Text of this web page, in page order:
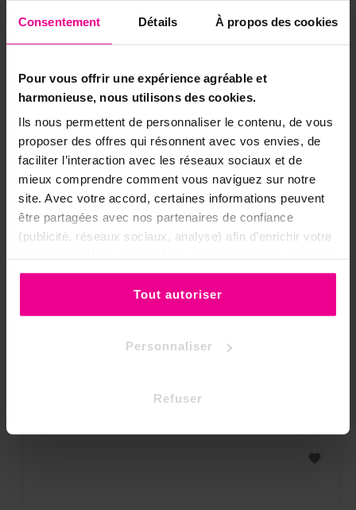
Consentement Détails À propos des cookies
Pour vous offrir une expérience agréable et
harmonieuse, nous utilisons des cookies.
Ils nous permettent de personnaliser le contenu, de vous
proposer des offres qui résonnent avec vos envies, de
faciliter l’interaction avec les réseaux sociaux et de
mieux comprendre comment vous naviguez sur notre
site. Avec votre accord, certaines informations peuvent
être partagées avec nos partenaires de confiance
(publicité, réseaux sociaux, analyse) afin d’enrichir votre
ou de les refuser.
Tout autoriser
Personnaliser
Refuser
Pierre Obsidienne
Poids De La Pierre Entre 16 et 20 grammes
Couleur De La Pierre Noire
Matériaux Des Bijoux Pierre
Thème Du Bijou Fleur de vie
Vertus De La Pierre
Energie
Protection
Purification
Spiritualité